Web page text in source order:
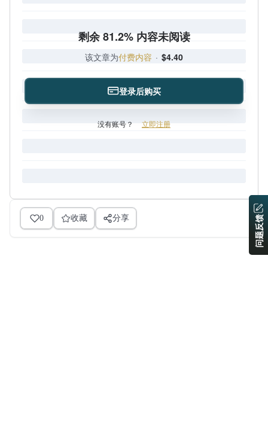
剩余 81.2% 内容未阅读
该文章为付费内容 · $4.40
登录后购买
没有账号？ 立即注册
0 收藏 分享 问题反馈